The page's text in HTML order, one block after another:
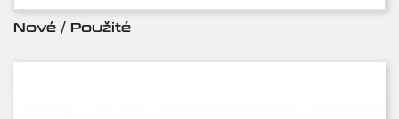
Nové / Použité